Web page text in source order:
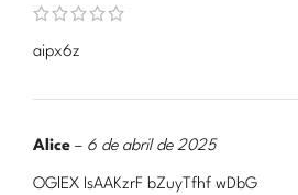
aipx6z
Alice – 6 de abril de 2025
OGlEX IsAAKzrF bZuyTfhf wDbG